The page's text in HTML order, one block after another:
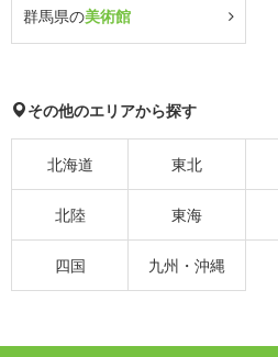
群馬県の美術館
その他のエリアから探す
北海道 東北
北陸 東海
四国 九州・沖縄